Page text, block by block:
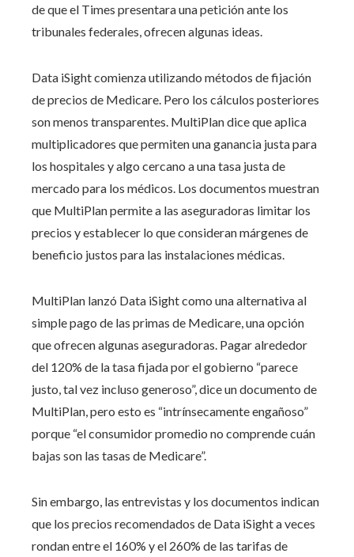
de que el Times presentara una petición ante los
tribunales federales, ofrecen algunas ideas.
Data iSight comienza utilizando métodos de fijación
de precios de Medicare. Pero los cálculos posteriores
son menos transparentes. MultiPlan dice que aplica
multiplicadores que permiten una ganancia justa para
los hospitales y algo cercano a una tasa justa de
mercado para los médicos. Los documentos muestran
que MultiPlan permite a las aseguradoras limitar los
precios y establecer lo que consideran márgenes de
beneficio justos para las instalaciones médicas.
MultiPlan lanzó Data iSight como una alternativa al
simple pago de las primas de Medicare, una opción
que ofrecen algunas aseguradoras. Pagar alrededor
del 120% de la tasa fijada por el gobierno “parece
justo, tal vez incluso generoso”, dice un documento de
MultiPlan, pero esto es “intrínsecamente engañoso”
porque “el consumidor promedio no comprende cuán
bajas son las tasas de Medicare”.
Sin embargo, las entrevistas y los documentos indican
que los precios recomendados de Data iSight a veces
rondan entre el 160% y el 260% de las tarifas de